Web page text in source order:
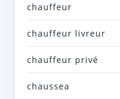
chauffeur
chauffeur livreur
chauffeur privé
chaussea